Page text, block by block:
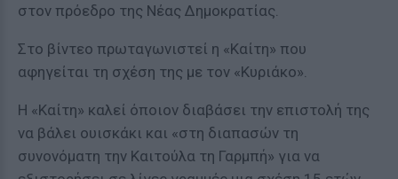
στον πρόεδρο της Νέας Δημοκρατίας.
Στο βίντεο πρωταγωνιστεί η «Καίτη» που
αφηγείται τη σχέση της με τον «Κυριάκο».
Η «Καίτη» καλεί όποιον διαβάσει την επιστολή της
να βάλει ουισκάκι και «στη διαπασών τη
συνονόματη την Καιτούλα τη Γαρμπή» για να